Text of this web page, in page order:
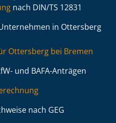
nach DIN/TS 12831
in Ottersberg
Ottersberg bei Bremen
und BAFA-Anträgen
nach GEG